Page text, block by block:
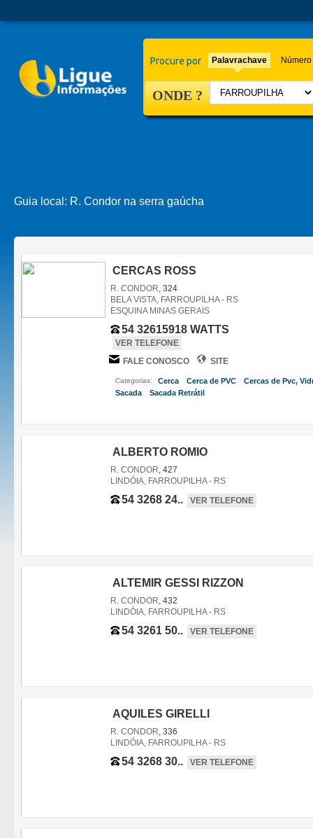
Procure por Palavrachave
ONDE ?
Guia local: R. Condor na serra gaúcha
CERCAS ROSS
R. CONDOR, 324
BELA VISTA, FARROUPILHA - RS
ESQUINA MINAS GERAIS
54 32615918 WATTS
VER TELEFONE
FALE CONOSCO
SITE
Categorias: Cerca Cerca de PVC
Cercas de Pvc,
Sacada
Sacada Retrátil
ALBERTO ROMIO
R. CONDOR, 427
LINDÓIA, FARROUPILHA - RS
54 3268 24.. VER TELEFONE
ALTEMIR GESSI RIZZON
R. CONDOR, 432
LINDÓIA, FARROUPILHA - RS
54 3261 50.. VER TELEFONE
AQUILES GIRELLI
R. CONDOR, 336
LINDÓIA, FARROUPILHA - RS
54 3268 30.. VER TELEFONE